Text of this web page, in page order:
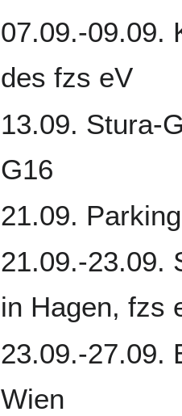
07.09.-09.09.
des fzs eV
13.09. Stura-
G16
21.09.
21.09.-23.09.
in Hagen, fzs
23.09.-27.09.
Wien